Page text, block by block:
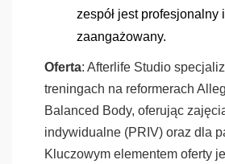
zespół jest profesjonalny i
zaangażowany.
Oferta: Afterlife Studio
treningach na reformerach
Balanced Body, oferując
indywidualne (PRIV) oraz dla
Kluczowym elementem oferty